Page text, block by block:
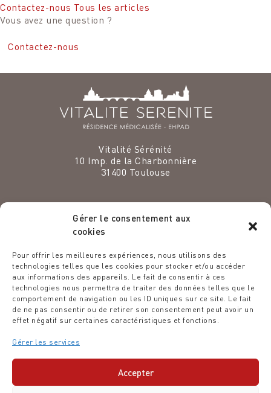
Gérer le consentement aux
cookies
Pour offrir les meilleures expériences, nous utilisons des
technologies telles que les cookies pour stocker et/ou accéder
aux informations des appareils. Le fait de consentir à ces
technologies nous permettra de traiter des données telles que le
comportement de navigation ou les ID uniques sur ce site. Le fait
de ne pas consentir ou de retirer son consentement peut avoir un
effet négatif sur certaines caractéristiques et fonctions.
Gérer les services
Accepter
Contactez-nous Tous les articles
Vous avez une question ?
Contactez-nous
Vitalité Sérénité
10 Imp. de la Charbonnière
31400 Toulouse
CHEZ NOUS
Espace recrutement
Des étoiles dans les assiettes
Politique ESG
-
POLITIQUE DE COOKIES
- VITALITÉ SÉRÉNITÉ © 2026